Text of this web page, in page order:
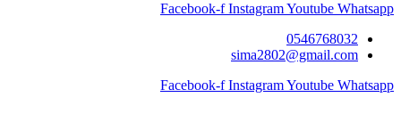
Facebook-f InstagramYoutube Whatsapp
0546768032
sima2802@gmail.com
Facebook-f InstagramYoutube Whatsapp